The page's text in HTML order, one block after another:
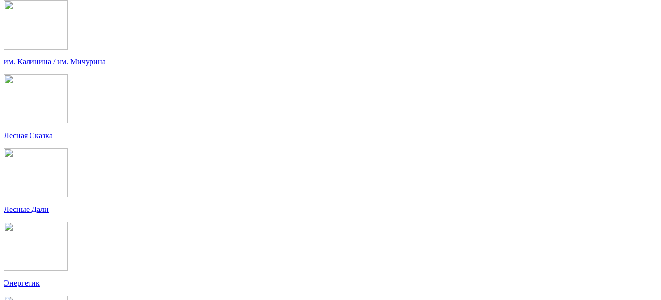
им. Калинина / им. Мичурина
Лесная Сказка
Лесные Дали
Энергетик